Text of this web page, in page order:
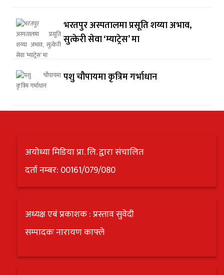
भरतपुर अस्पतालमा प्रसूति शय्या अभाव,
सुत्केरी सेवा ‘म्याट्रेस’ मा
पशु चौपायमा कृत्रिम गर्भाधान
अयोध्या मिडिया प्रा. लि. द्वारा संचालित
दर्ता नम्बर: 00161/079/080
अध्यक्ष एबं प्रकाशक : प्रस्ताव सुवेदी
सम्पादकः नारायण काफ्ले